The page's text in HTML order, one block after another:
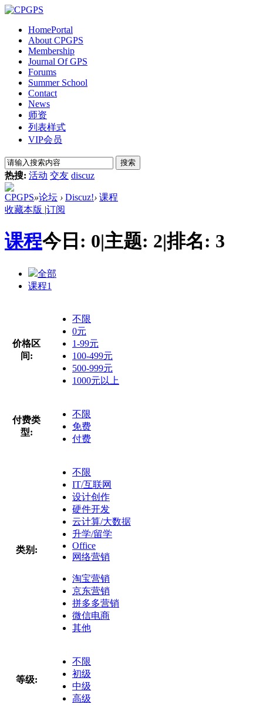
HomePortal
About CPGPS
Membership
Journal Of GPS
Forums
Summer School
Contact
News
师资
列表样式
VIP会员
搜索
热搜: 活动 交友 discuz
CPGPS»论坛 › Discuz!› 课程
收藏本版 |订阅
课程今日: 0|主题: 2|排名: 3
全部
课程1
价格区
间:
不限
0元
1-99元
100-499元
500-999元
1000元以上
付费类
型:
不限
免费
付费
类别:
不限
IT/互联网
设计创作
硬件开发
云计算/大数据
升学/留学
Office
网络营销
淘宝营销
京东营销
拼多多营销
微信电商
其他
等级:
不限
初级
中级
高级